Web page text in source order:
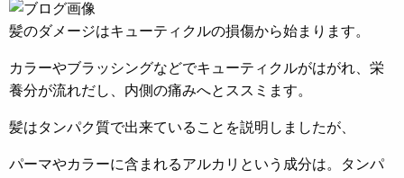
髪のダメージはキューティクルの損傷から始まります。
カラーやブラッシングなどでキューティクルがはがれ、栄
養分が流れだし、内側の痛みへとススミます。
髪はタンパク質で出来ていることを説明しましたが、
パーマやカラーに含まれるアルカリという成分は。タンパ